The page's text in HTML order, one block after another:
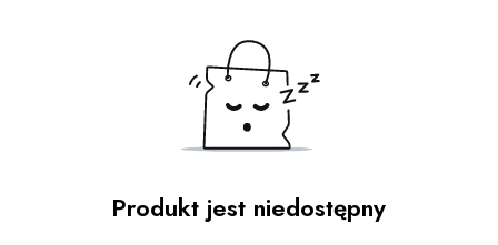
Produkt jest niedostępny